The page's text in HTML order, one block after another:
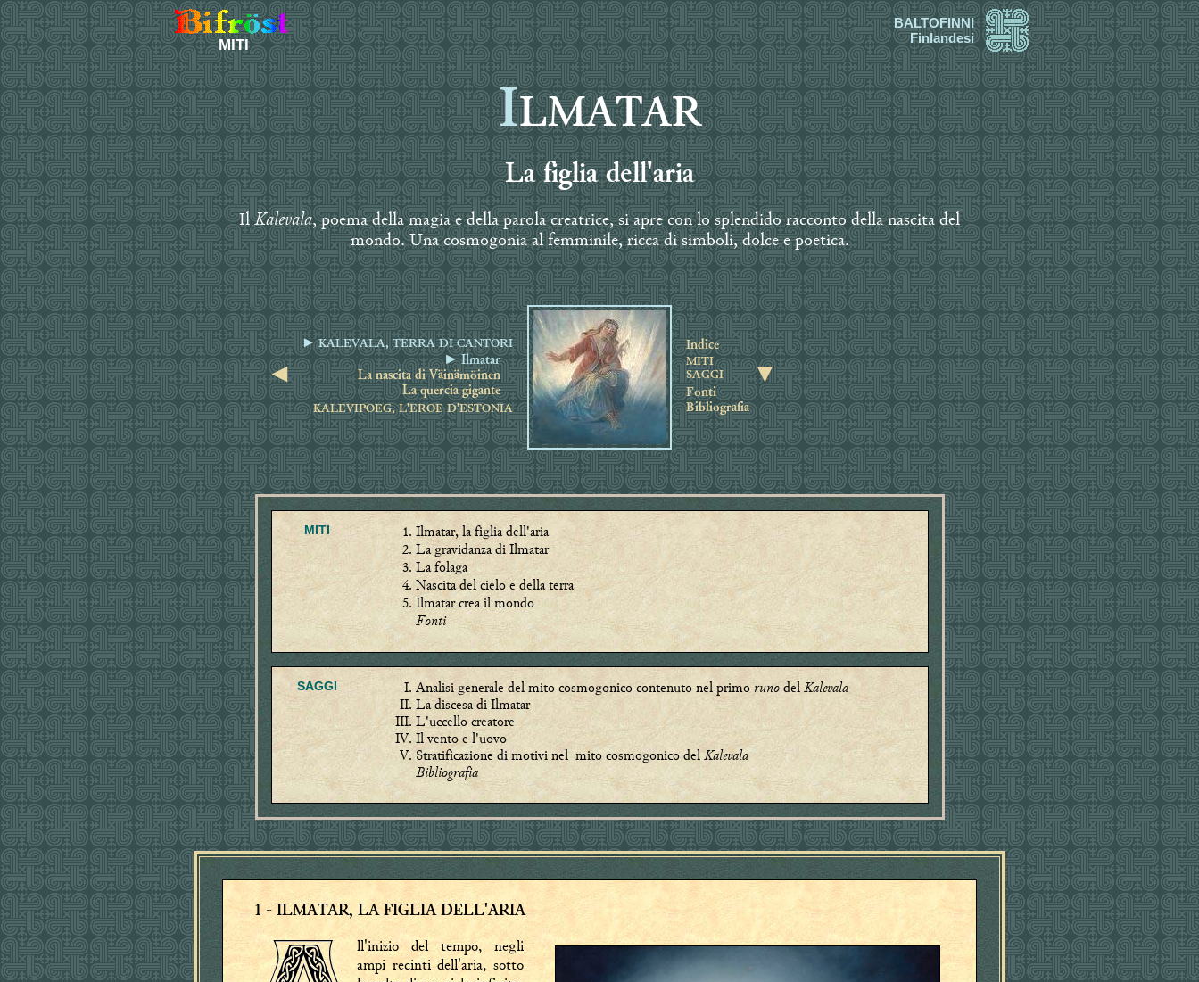
MITI
BALTOFINNI
Finlandesi
ILMATAR
La figlia dell'aria
IlKalevala, poema della magia e della parola creatrice, si apre con lo splendido racconto della nascita del
mondo. Una cosmogonia al femminile, ricca di simboli, dolce e poetica.
◄
► KALEVALA, TERRA DI CANTORI
► Ilmatar
La nascita di Väinämöinen
La quercia gigante
KALEVIPOEG, L'EROE D'ESTONIA
Indice
▼
MITI
SAGGI
Fonti
Bibliografia
MITI
Ilmatar, la figlia dell'aria
La gravidanza di Ilmatar
La folaga
Nascita del cielo e della terra
Ilmatar crea il mondo
Fonti
SAGGI Analisi generale del mito cosmogonico contenuto nel primorunodelKalevala
La discesa di Ilmatar
L'uccello creatore
Il vento e l'uovo
Stratificazione di motivi nel mito cosmogonico delKalevala
Bibliografia
1 - ILMATAR, LA FIGLIA DELL'ARIA
ll'inizio del tempo, negli
ampi recinti dell'aria, sotto